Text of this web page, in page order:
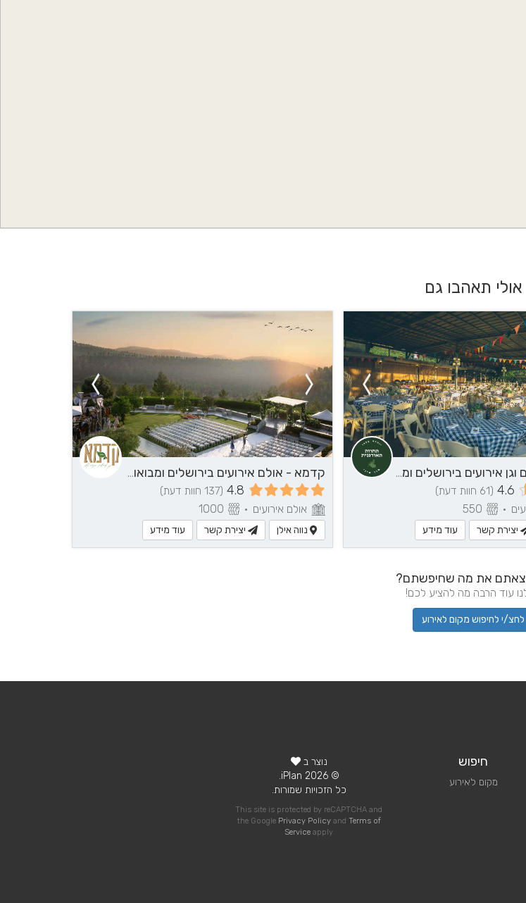
אולי תאהבו גם
עוד פרטים?
לחצ/י ליצירת
קשר
טור סיני - אולם וגן אירועים בירושלים ומבואותיה
4.6 (61 חוות דעת)
•
יצירת קשר עוד מידע
קדמא - אולם אירועים בירושלים ומבואותיה
4.8 (137 חוות דעת)
אולם אירועים •
נווה אילן יצירת קשר עוד מידע
את מה שחיפשתם?
עוד הרבה מה להציע לכם!
לחצ/י לחיפוש מקום לאירוע
חיפוש
מקום לאירוע
נוצר ב
© 2026 iPlan.
כל הזכויות שמורות.
This site is protected by reCAPTCHA and
the Google Privacy Policyand Terms of
Service apply